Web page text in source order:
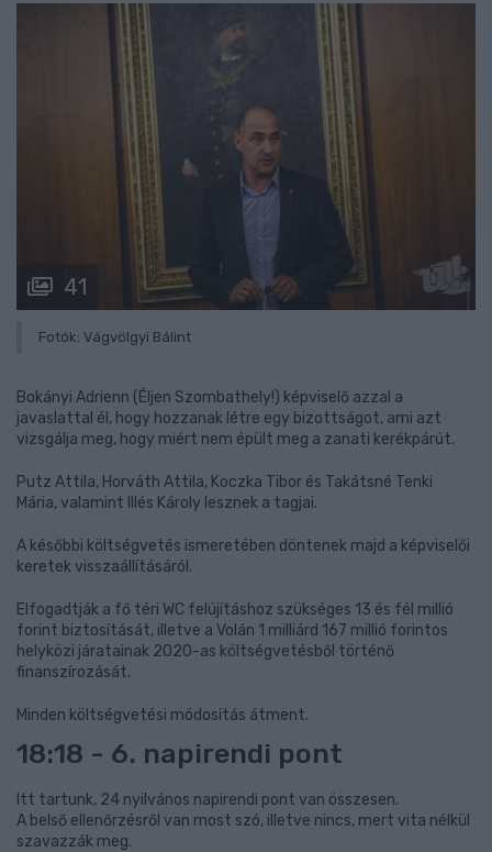
41
Fotók: Vágvölgyi Bálint
Bokányi Adrienn (Éljen Szombathely!) képviselő azzal a
javaslattal él, hogy hozzanak létre egy bizottságot, ami azt
vizsgálja meg, hogy miért nem épült meg a zanati kerékpárút.
Putz Attila, Horváth Attila, Koczka Tibor és Takátsné Tenki
Mária, valamint Illés Károly lesznek a tagjai.
A későbbi költségvetés ismeretében döntenek majd a képviselői
keretek visszaállításáról.
Elfogadtják a fő téri WC felújításhoz szükséges 13 és fél millió
forint biztosítását, illetve a Volán 1 milliárd 167 millió forintos
helyközi járatainak 2020-as költségvetésből történő
finanszírozását.
Minden költségvetési módosítás átment.
18:18 - 6. napirendi pont
Itt tartunk, 24 nyilvános napirendi pont van összesen.
A belső ellenőrzésről van most szó, illetve nincs, mert vita nélkül
szavazzák meg.